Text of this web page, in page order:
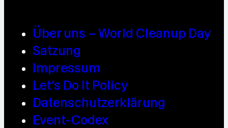
Über uns – World Cleanup Day
Satzung
Impressum
Let’s Do It Policy
Datenschutzerklärung
Event-Codex